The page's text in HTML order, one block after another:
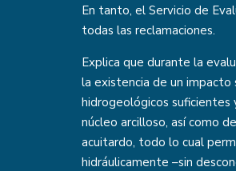
En tanto, el Servicio de
todas las reclamaciones.
Explica que durante la
la existencia de un impacto
hidrogeológicos
núcleo arcilloso, así como
acuitardo, todo lo cual
hidráulicamente –sin